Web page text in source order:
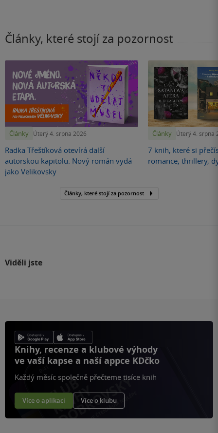
Články, které stojí za pozornost
Články Úterý 4. srpna 2026
Radka Třeštíková otevírá další
autorskou kapitolu. Nový román vydá
jako Velikovsky
Články Úterý 4. srpna
7 knih, které si
romance, thrillery,
Články, které stojí za pozornost
Viděli jste
Knihy, recenze a klubové výhody
ve vaší kapse a naší appce KDčko
Každý měsíc společně přečteme tisíce knih
Více o aplikaci Více o klubu